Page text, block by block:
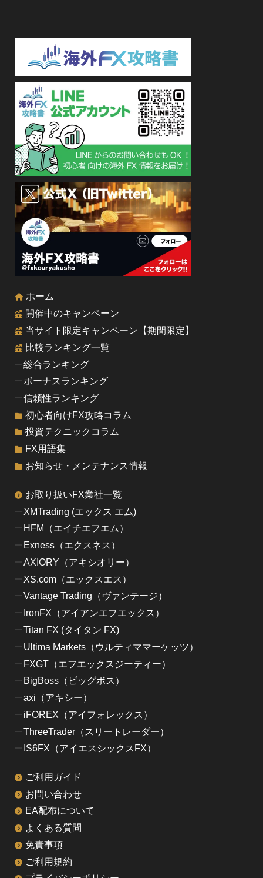
ホーム
開催中のキャンペーン
当サイト限定キャンペーン【期間限定】
比較ランキング一覧
総合ランキング
ボーナスランキング
信頼性ランキング
初心者向けFX攻略コラム
投資テクニックコラム
FX用語集
お知らせ・メンテナンス情報
お取り扱いFX業社一覧
XMTrading (エックス エム)
HFM（エイチエフエム）
Exness（エクスネス）
AXIORY（アキシオリー）
XS.com（エックスエス）
Vantage Trading（ヴァンテージ）
IronFX（アイアンエフエックス）
Titan FX (タイタン FX)
Ultima Markets（ウルティママーケッツ）
FXGT（エフエックスジーティー）
BigBoss（ビッグボス）
axi（アキシー）
iFOREX（アイフォレックス）
ThreeTrader（スリートレーダー）
IS6FX（アイエスシックスFX）
ご利用ガイド
お問い合わせ
EA配布について
よくある質問
免責事項
ご利用規約